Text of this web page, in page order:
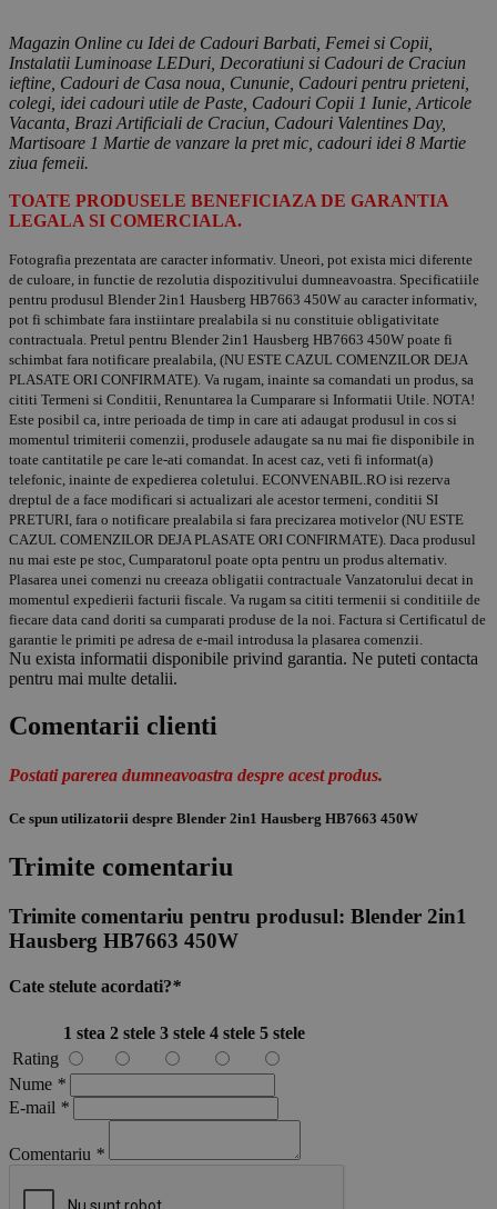
Magazin Online cu Idei de Cadouri Barbati, Femei si Copii,
Instalatii Luminoase LEDuri, Decoratiuni si Cadouri de Craciun
ieftine, Cadouri de Casa noua, Cununie, Cadouri pentru prieteni,
colegi, idei cadouri utile de Paste, Cadouri Copii 1 Iunie, Articole
Vacanta, Brazi Artificiali de Craciun, Cadouri Valentines Day,
Martisoare 1 Martie de vanzare la pret mic, cadouri idei 8 Martie
ziua femeii.
TOATE PRODUSELE BENEFICIAZA DE GARANTIA
LEGALA SI COMERCIALA.
Fotografia prezentata are caracter informativ. Uneori, pot exista mici diferente
de culoare, in functie de rezolutia dispozitivului dumneavoastra. Specificatiile
pentru produsul Blender 2in1 Hausberg HB7663 450W au caracter informativ,
pot fi schimbate fara instiintare prealabila si nu constituie obligativitate
contractuala. Pretul pentru Blender 2in1 Hausberg HB7663 450W poate fi
schimbat fara notificare prealabila, (NU ESTE CAZUL COMENZILOR DEJA
PLASATE ORI CONFIRMATE). Va rugam, inainte sa comandati un produs, sa
cititi Termeni si Conditii, Renuntarea la Cumparare si Informatii Utile. NOTA!
Este posibil ca, intre perioada de timp in care ati adaugat produsul in cos si
momentul trimiterii comenzii, produsele adaugate sa nu mai fie disponibile in
toate cantitatile pe care le-ati comandat. In acest caz, veti fi informat(a)
telefonic, inainte de expedierea coletului. ECONVENABIL.RO isi rezerva
dreptul de a face modificari si actualizari ale acestor termeni, conditii SI
PRETURI, fara o notificare prealabila si fara precizarea motivelor (NU ESTE
CAZUL COMENZILOR DEJA PLASATE ORI CONFIRMATE). Daca produsul
nu mai este pe stoc, Cumparatorul poate opta pentru un produs alternativ.
Plasarea unei comenzi nu creeaza obligatii contractuale Vanzatorului decat in
momentul expedierii facturii fiscale. Va rugam sa cititi termenii si conditiile de
fiecare data cand doriti sa cumparati produse de la noi. Factura si Certificatul de
garantie le primiti pe adresa de e-mail introdusa la plasarea comenzii.
Nu exista informatii disponibile privind garantia. Ne puteti contacta
pentru mai multe detalii.
Comentarii clienti
Postati parerea dumneavoastra despre acest produs.
Ce spun utilizatorii despre Blender 2in1 Hausberg HB7663 450W
Trimite comentariu
Trimite comentariu pentru produsul: Blender 2in1
Hausberg HB7663 450W
Cate stelute acordati?*
1 stea 2 stele 3 stele 4 stele 5 stele
Rating
Nume *
E-mail *
Comentariu *